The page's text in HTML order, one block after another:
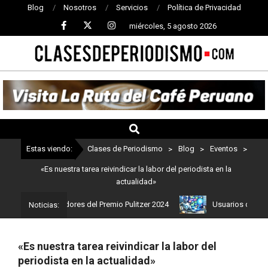
Blog Nosotros Servicios Política de Privacidad
miércoles, 5 agosto 2026
CLASES
DE
PERIODISMO
Estas viendo: Clases de Periodismo > Blog > Eventos >
«Es nuestra tarea reivindicar la labor del periodista en la
actualidad»
Noticias:
los ganadores del Premio Pulitzer 2024 Usuarios de
«Es nuestra tarea reivindicar la labor del
periodista en la actualidad»